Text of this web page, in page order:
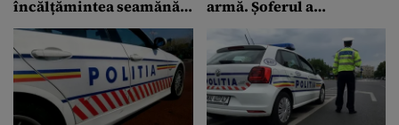
încălțămintea seamănă
băiatul care a dispărut în
ianuarie
armă. Șoferul a